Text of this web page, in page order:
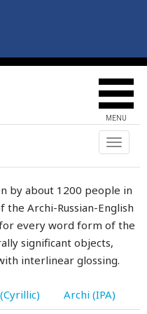
MENU
Toggle
by about 1200 people in
the Archi-Russian-English
every word form of the
significant objects,
interlinear glossing.
Archi (IPA)